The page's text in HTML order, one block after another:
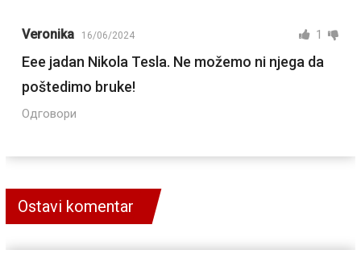
Veronika 16/06/2024 1
Eee jadan Nikola Tesla. Ne možemo ni njega da
poštedimo bruke!
Одговори
Ostavi komentar